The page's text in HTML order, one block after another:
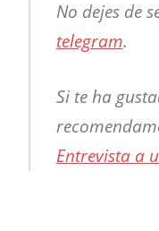
No dejes de
telegram.
Si te ha
Entrevista a